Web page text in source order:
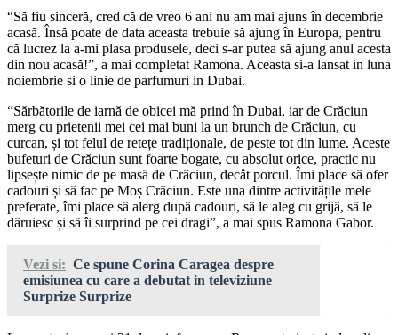
“Să fiu sinceră, cred că de vreo 6 ani nu am mai ajuns în decembrie
acasă. Însă poate de data aceasta trebuie să ajung în Europa, pentru
că lucrez la a-mi plasa produsele, deci s-ar putea să ajung anul acesta
din nou acasă!”, a mai completat Ramona. Aceasta si-a lansat in luna
noiembrie si o linie de parfumuri in Dubai.
“Sărbătorile de iarnă de obicei mă prind în Dubai, iar de Crăciun
merg cu prietenii mei cei mai buni la un brunch de Crăciun, cu
curcan, și tot felul de retețe tradiționale, de peste tot din lume. Aceste
bufeturi de Crăciun sunt foarte bogate, cu absolut orice, practic nu
lipsește nimic de pe masă de Crăciun, decât porcul. Îmi place să ofer
cadouri și să fac pe Moș Crăciun. Este una dintre activitățile mele
preferate, îmi place să alerg după cadouri, să le aleg cu grijă, să le
dăruiesc și să îi surprind pe cei dragi”, a mai spus Ramona Gabor.
Vezi si: Ce spune Corina Caragea despre
emisiunea cu care a debutat in televiziune
Surprize Surprize